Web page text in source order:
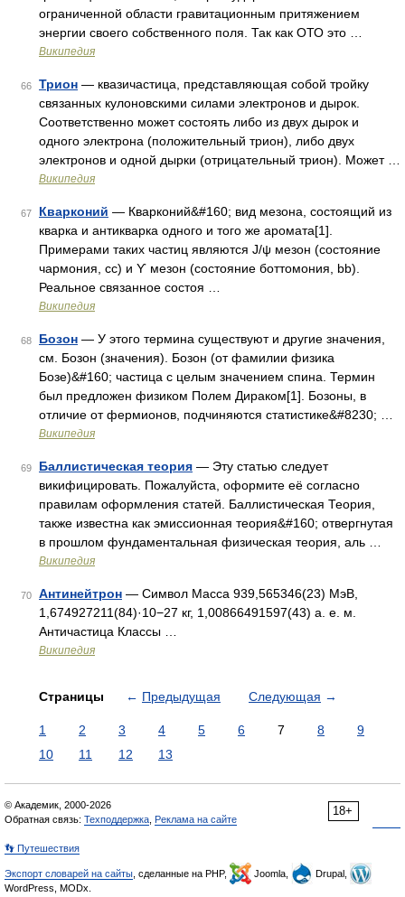
ограниченной области гравитационным притяжением
энергии своего собственного поля. Так как ОТО это …
Википедия
66 Трион — квазичастица, представляющая собой тройку
связанных кулоновскими силами электронов и дырок.
Соответственно может состоять либо из двух дырок и
одного электрона (положительный трион), либо двух
электронов и одной дырки (отрицательный трион). Может …
Википедия
67 Кварконий — Кварконий&#160; вид мезона, состоящий из
кварка и антикварка одного и того же аромата[1].
Примерами таких частиц являются J/ψ мезон (состояние
чармония, cc) и ϒ мезон (состояние боттомония, bb).
Реальное связанное состоя …
Википедия
68 Бозон — У этого термина существуют и другие значения,
см. Бозон (значения). Бозон (от фамилии физика
Бозе)&#160; частица с целым значением спина. Термин
был предложен физиком Полем Дираком[1]. Бозоны, в
отличие от фермионов, подчиняются статистике&#8230; …
Википедия
69 Баллистическая теория — Эту статью следует
викифицировать. Пожалуйста, оформите её согласно
правилам оформления статей. Баллистическая Теория,
также известна как эмиссионная теория&#160; отвергнутая
в прошлом фундаментальная физическая теория, аль …
Википедия
70 Антинейтрон — Символ Масса 939,565346(23) МэВ,
1,674927211(84)·10−27 кг, 1,00866491597(43) а. е. м.
Античастица Классы …
Википедия
Страницы ← Предыдущая Следующая →
1 2 3 4 5 6 7 8
9
10
11 12 13
18+
© Академик, 2000-2026
Обратная связь: Техподдержка Реклама на сайте
👣 Путешествия
Экспорт словарей на сайты , сделанные на PHP, Joomla,
Drupal,
WordPress, MODx.